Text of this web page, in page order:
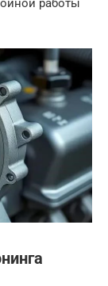
работы